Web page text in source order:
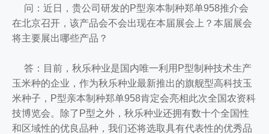
问：近日，贵公司研发的P型亲本制种郑单958推介会
在北京召开，该产品会不会出现在本届展会上？本届展会
将主要展出哪些产品？
答：目前，秋乐种业是国内唯一利用P型制种技术生产
玉米种的企业，作为秋乐种业最新推出的旗舰型高科技玉
米种子，P型亲本制种郑单958肯定会亮相此次全国农资科
技博览会。除了P型之外，秋乐种业还拥有数十个全国性
和区域性的优良品种，我们还将选取具有代表性的优秀品